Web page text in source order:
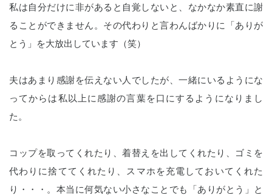
私は自分だけに非があると自覚しないと、なかなか素直に謝
ることができません。その代わりと言わんばかりに「ありが
とう」を大放出しています（笑）
夫はあまり感謝を伝えない人でしたが、一緒にいるようにな
ってからは私以上に感謝の言葉を口にするようになりまし
た。
コップを取ってくれたり、着替えを出してくれたり、ゴミを
代わりに捨ててくれたり、スマホを充電しておいてくれた
り・・・。本当に何気ない小さなことでも「ありがとう」と